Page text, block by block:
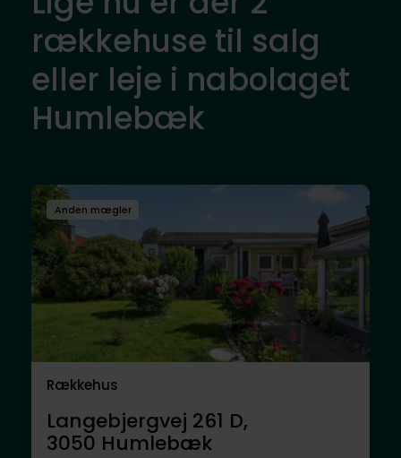
rækkehuse til salg
eller leje i nabolaget
Humlebæk
Anden mægler
Rækkehus
Langebjergvej 261 D,
3050 Humlebæk